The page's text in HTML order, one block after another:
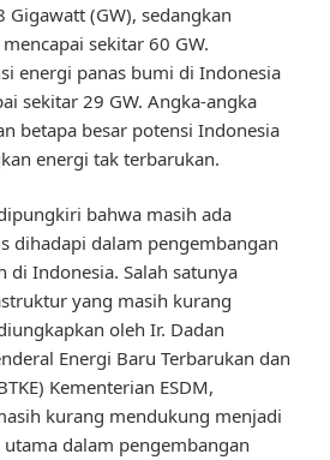
Gigawatt (GW), sedangkan
sekitar 60 GW.
energi panas bumi di Indonesia
sekitar 29 GW. Angka-angka
betapa besar potensi Indonesia
energi tak terbarukan.
bahwa masih ada
dihadapi dalam pengembangan
di Indonesia. Salah satunya
yang masih kurang
oleh Ir. Dadan
Energi Baru Terbarukan dan
Kementerian ESDM,
kurang mendukung menjadi
dalam pengembangan